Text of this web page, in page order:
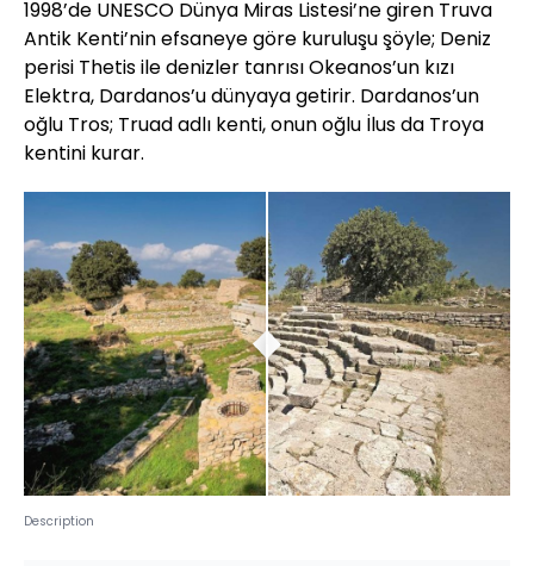
1998’de UNESCO Dünya Miras Listesi’ne giren Truva
Antik Kenti’nin efsaneye göre kuruluşu şöyle; Deniz
perisi Thetis ile denizler tanrısı Okeanos’un kızı
Elektra, Dardanos’u dünyaya getirir. Dardanos’un
oğlu Tros; Truad adlı kenti, onun oğlu İlus da Troya
kentini kurar.
Description